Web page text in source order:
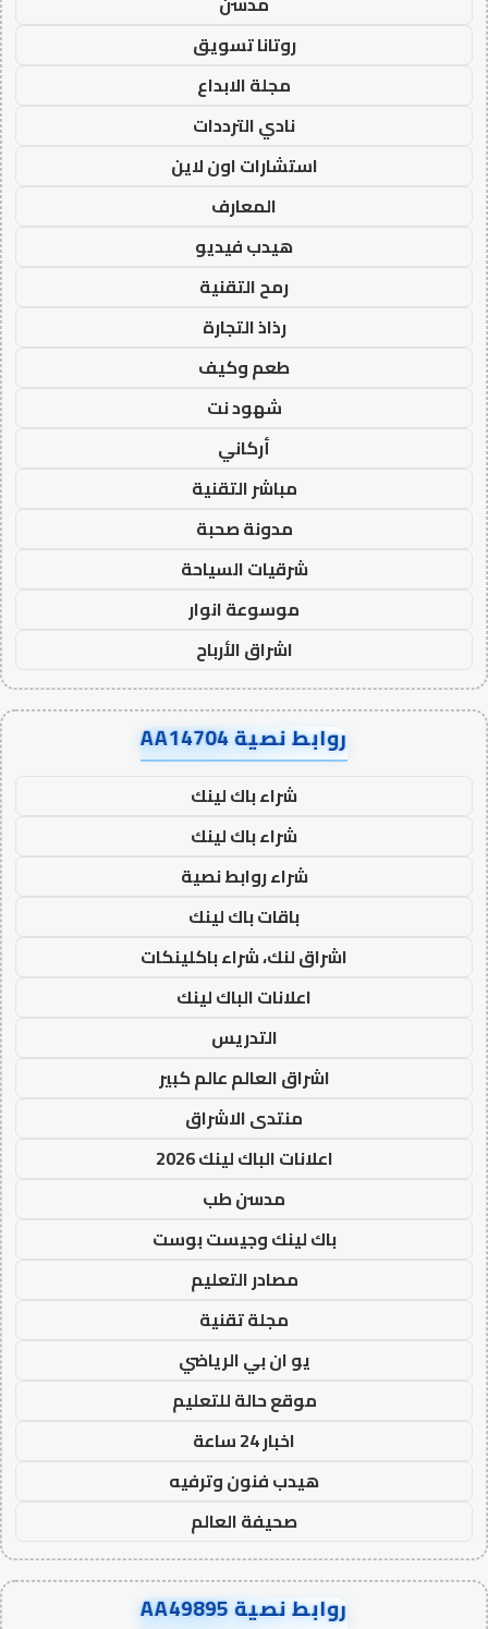
روتانا تسويق
مجلة الابداع
نادي الترددات
استشارات اون لاين
المعارف
هيدب فيديو
رمح التقنية
رذاذ التجارة
طعم وكيف
شهود نت
أركاني
مباشر التقنية
مدونة صحبة
شرقيات السياحة
موسوعة انوار
اشراق الأرباح
روابط نصية AA14704
شراء باك لينك
شراء باك لينك
شراء روابط نصية
باقات باك لينك
اشراق لنك، شراء باكلينكات
اعلانات الباك لينك
التدريس
اشراق العالم عالم كبير
منتدى الاشراق
اعلانات الباك لينك 2026
مدسن طب
باك لينك وجيست بوست
مصادر التعليم
مجلة تقنية
يو ان بي الرياضي
موقع حالة للتعليم
اخبار 24 ساعة
هيدب فنون وترفيه
صحيفة العالم
روابط نصية AA49895